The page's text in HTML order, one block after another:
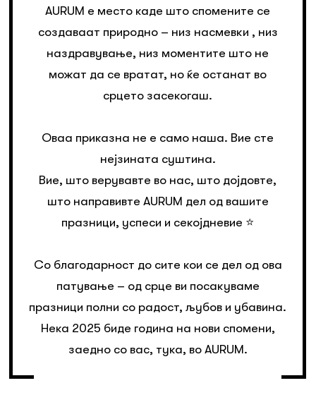
AURUM е место каде што спомените се
создаваат природно – низ насмевки , низ
наздравување, низ моментите што не
можат да се вратат, но ќе останат во
срцето засекогаш.
Оваа приказна не е само наша. Вие сте
нејзината суштина.
Вие, што верувавте во нас, што дојдовте,
што направивте AURUM дел од вашите
празници, успеси и секојдневие ⭐️
Со благодарност до сите кои се дел од ова
патување – од срце ви посакуваме
празници полни со радост, љубов и убавина.
Нека 2025 биде година на нови спомени,
заедно со вас, тука, во AURUM.